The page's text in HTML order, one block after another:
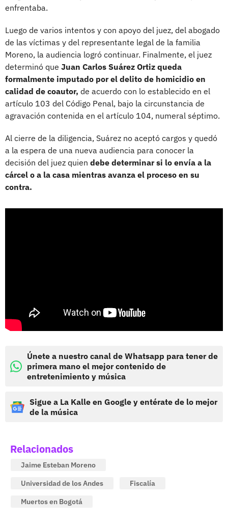
enfrentaba.
Luego de varios intentos y con apoyo del juez, del abogado
de las víctimas y del representante legal de la familia
Moreno, la audiencia logró continuar. Finalmente, el juez
determinó que Juan Carlos Suárez Ortiz queda
formalmente imputado por el delito de homicidio en
calidad de coautor, de acuerdo con lo establecido en el
artículo 103 del Código Penal, bajo la circunstancia de
agravación contenida en el artículo 104, numeral séptimo.
Al cierre de la diligencia, Suárez no aceptó cargos y quedó
a la espera de una nueva audiencia para conocer la
decisión del juez quien debe determinar si lo envía a la
cárcel o a la casa mientras avanza el proceso en su
contra.
Únete a nuestro canal de Whatsapp para tener de
primera mano el mejor contenido de
entretenimiento y música
Sigue a La Kalle en Google y entérate de lo mejor
de la música
Relacionados
Jaime Esteban Moreno
Universidad de los Andes
Fiscalía
Muertos en Bogotá